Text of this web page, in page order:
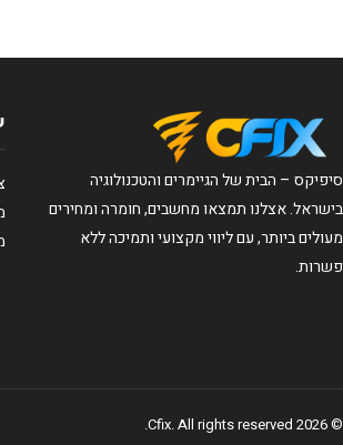
סיפיקס – הבית של הגיימרים והטכנולוגיה
בישראל. אצלנו תמצאו מחשבים, חומרה ומחירים
מעולים ביותר, עם ליווי מקצועי ותמיכה ללא
פשרות.
© 2026 Cfix. All rights reserved.